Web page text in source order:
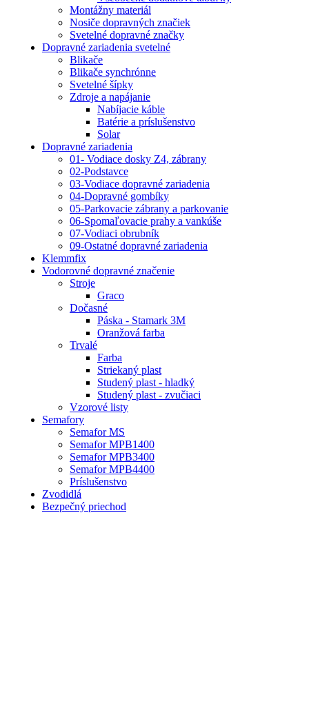
Montážny materiál
Nosiče dopravných značiek
Svetelné dopravné značky
Dopravné zariadenia svetelné
Blikače
Blikače synchrónne
Svetelné šípky
Zdroje a napájanie
Nabíjacie káble
Batérie a príslušenstvo
Solar
Dopravné zariadenia
01- Vodiace dosky Z4, zábrany
02-Podstavce
03-Vodiace dopravné zariadenia
04-Dopravné gombíky
05-Parkovacie zábrany a parkovanie
06-Spomaľovacie prahy a vankúše
07-Vodiaci obrubník
09-Ostatné dopravné zariadenia
Klemmfix
Vodorovné dopravné značenie
Stroje
Graco
Dočasné
Páska - Stamark 3M
Oranžová farba
Trvalé
Farba
Striekaný plast
Studený plast - hladký
Studený plast - zvučiaci
Vzorové listy
Semafory
Semafor MS
Semafor MPB1400
Semafor MPB3400
Semafor MPB4400
Príslušenstvo
Zvodidlá
Bezpečný priechod